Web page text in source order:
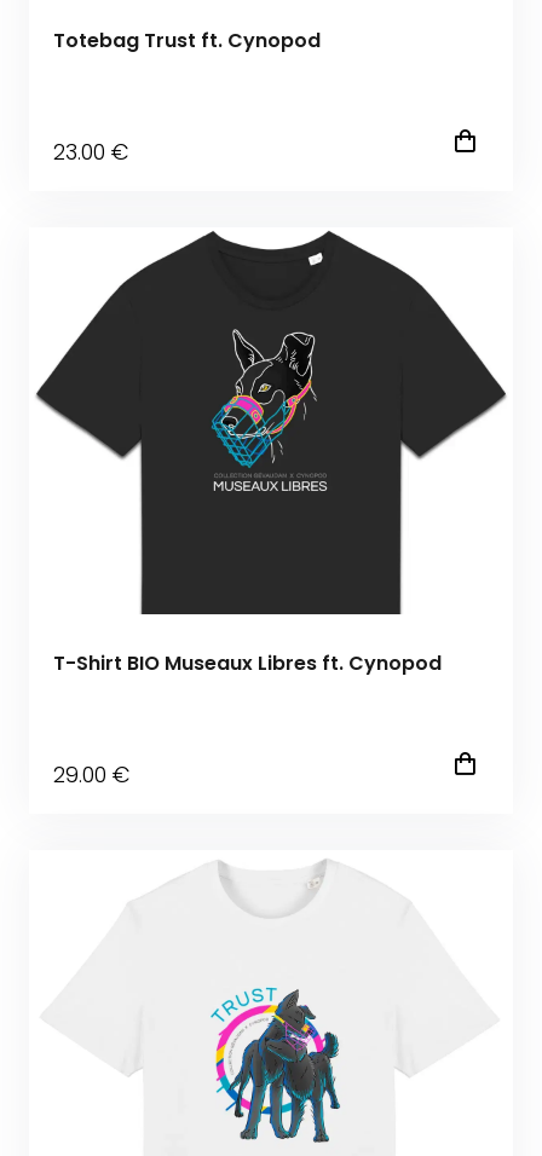
Totebag Trust ft. Cynopod
23.00 €
T-Shirt BIO Museaux Libres ft. Cynopod
29.00 €